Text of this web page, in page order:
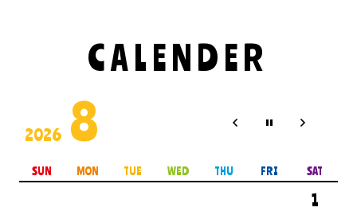
CALENDER
2026 8
SUN MON TUE WED THU FRI SAT
1